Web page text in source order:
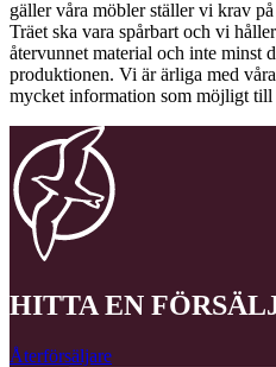
gäller våra möbler ställer vi krav
Träet ska vara spårbart och vi
återvunnet material och inte minst
produktionen. Vi är ärliga med
mycket information som möjligt till
HITTA EN
Återförsäljare